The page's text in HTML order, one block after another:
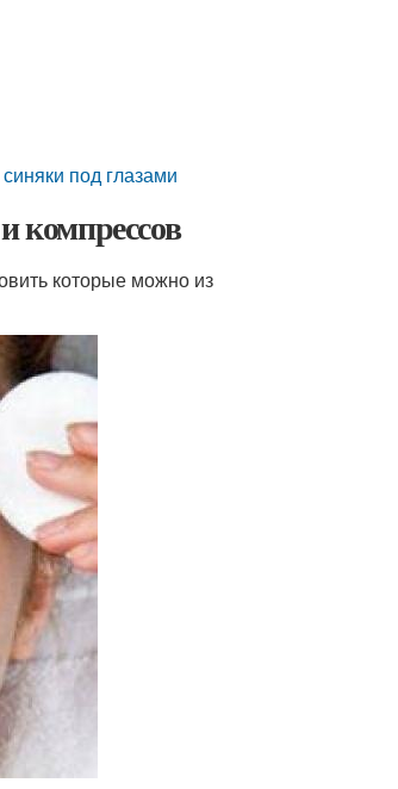
под глазами
компрессов
которые можно из